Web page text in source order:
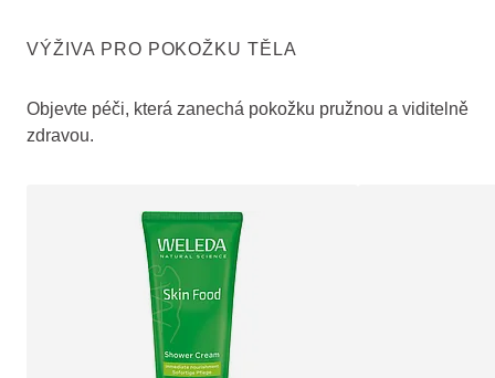
VÝŽIVA PRO POKOŽKU TĚLA
Objevte péči, která zanechá pokožku pružnou a viditelně
zdravou.